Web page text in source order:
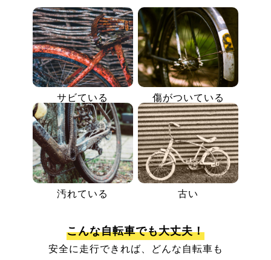
サビている 傷がついている
汚れている 古い
こんな自転車でも大丈夫！
安全に走行できれば、どんな自転車も